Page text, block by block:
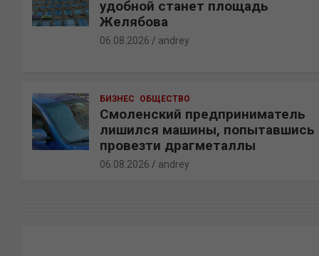
удобной станет площадь
Желябова
06.08.2026 andrey
БИЗНЕС ОБЩЕСТВО
Смоленский предприниматель
лишился машины, попытавшись
провезти драгметаллы
06.08.2026 andrey